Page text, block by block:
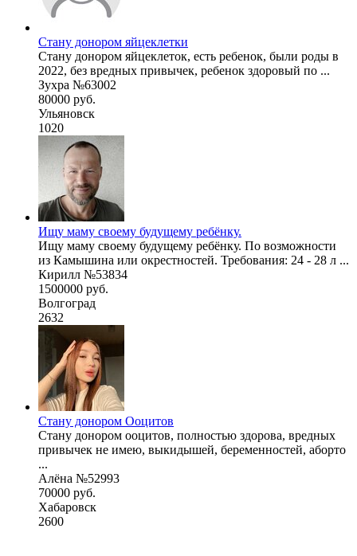
Стану донором яйцеклетки
Стану донором яйцеклеток, есть ребенок, были роды в
2022, без вредных привычек, ребенок здоровый по ...
Зухра №63002
80000 руб.
Ульяновск
1020
Ищу маму своему будущему ребёнку.
Ищу маму своему будущему ребёнку. По возможности
из Камышина или окрестностей. Требования: 24 - 28 л ...
Кирилл №53834
1500000 руб.
Волгоград
2632
Стану донором Ооцитов
Стану донором ооцитов, полностью здорова, вредных
привычек не имею, выкидышей, беременностей, аборто
...
Алёна №52993
70000 руб.
Хабаровск
2600